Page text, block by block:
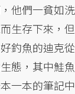
他們一貧如
生存下來，
釣魚的迪克
態，其中鮭
一本的筆記